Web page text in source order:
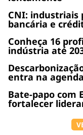
CNI: industriais
bancária e
Conheça 16
indústria até
entra na
Bate-papo com
fortalecer